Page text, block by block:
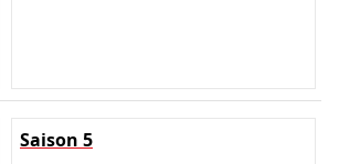
Saison 5